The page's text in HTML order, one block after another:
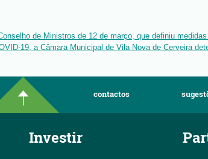
de Ministros de 12 de março, que definiu
19, a Câmara Municipal de Vila Nova de Cerveira
contactos
Investir